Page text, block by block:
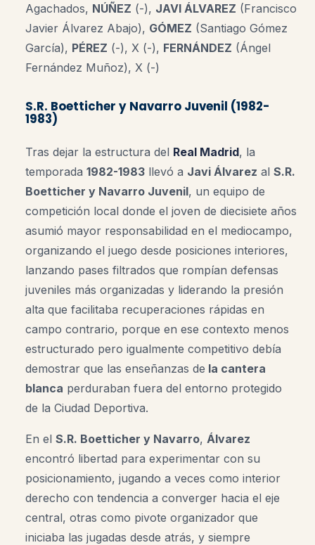
Agachados, NÚÑEZ (-), JAVI ÁLVAREZ (Francisco
Javier Álvarez Abajo), GÓMEZ (Santiago Gómez
García), PÉREZ (-), X (-), FERNÁNDEZ (Ángel
Fernández Muñoz), X (-)
S.R. Boetticher y Navarro Juvenil (1982-
1983)
Tras dejar la estructura del Real Madrid, la
temporada 1982-1983 llevó a Javi Álvarez al S.R.
Boetticher y Navarro Juvenil, un equipo de
competición local donde el joven de diecisiete años
asumió mayor responsabilidad en el mediocampo,
organizando el juego desde posiciones interiores,
lanzando pases filtrados que rompían defensas
juveniles más organizadas y liderando la presión
alta que facilitaba recuperaciones rápidas en
campo contrario, porque en ese contexto menos
estructurado pero igualmente competitivo debía
demostrar que las enseñanzas de la cantera
blanca perduraban fuera del entorno protegido
de la Ciudad Deportiva.
En el S.R. Boetticher y Navarro, Álvarez
encontró libertad para experimentar con su
posicionamiento, jugando a veces como interior
derecho con tendencia a converger hacia el eje
central, otras como pivote organizador que
iniciaba las jugadas desde atrás, y siempre